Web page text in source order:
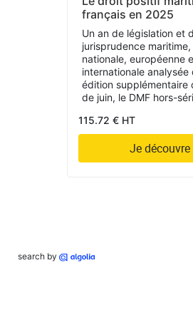
français en 2025
Un an de législation et
jurisprudence maritime,
nationale, européenne
internationale analysée
édition supplémentaire
de juin, le DMF hors-
115.72 € HT
Je découvre
search by